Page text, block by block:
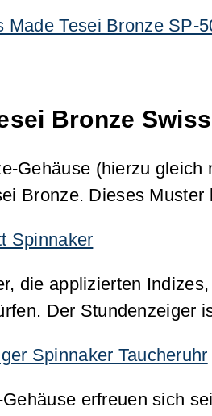
Bronze
Gehäuse (hierzu
Bronze. Dieses
die applizierten
Der Stundenzeiger
erfreuen sich